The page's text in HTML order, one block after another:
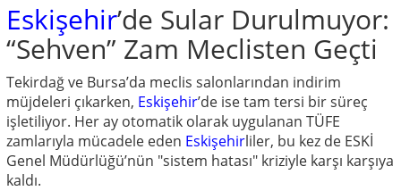
Eskişehir’de Sular Durulmuyor:
“Sehven” Zam Meclisten Geçti
Tekirdağ ve Bursa’da meclis salonlarından indirim
müjdeleri çıkarken, Eskişehir’de ise tam tersi bir süreç
işletiliyor. Her ay otomatik olarak uygulanan TÜFE
zamlarıyla mücadele eden Eskişehirliler, bu kez de ESKİ
Genel Müdürlüğü’nün "sistem hatası" kriziyle karşı karşıya
kaldı.